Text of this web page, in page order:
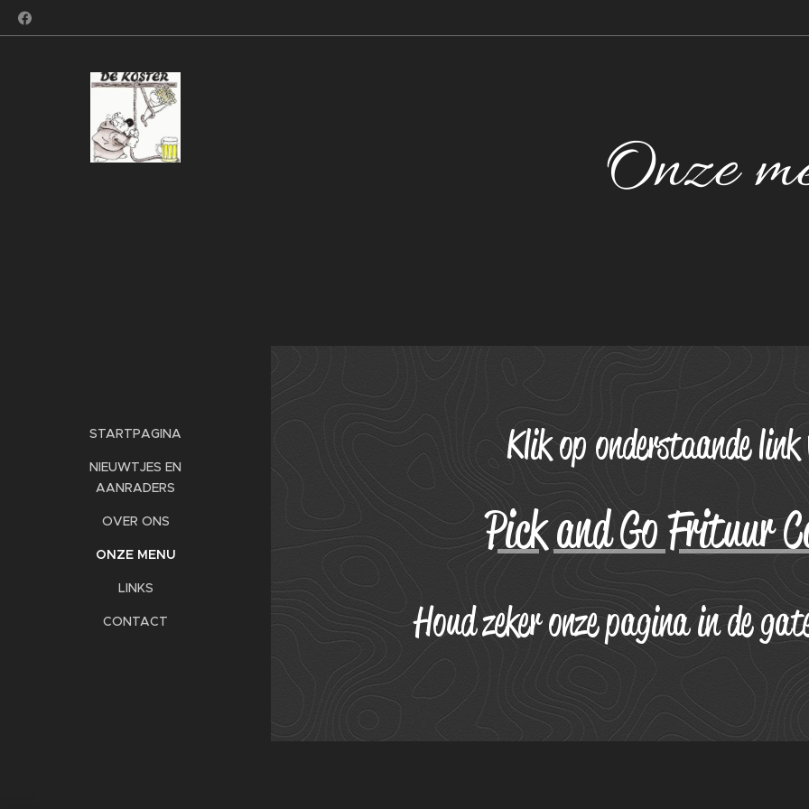
STARTPAGINA
NIEUWTJES EN
AANRADERS
OVER ONS
ONZE MENU
LINKS
CONTACT
Onze
Klik op onderstaande link
Pick and Go Frituur
Houd zeker onze pagina in de